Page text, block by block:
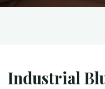
Industrial